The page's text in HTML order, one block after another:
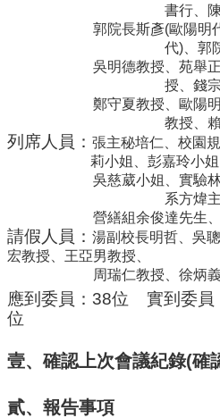
務
團
彙
編
行
政
議
務
書行、
郭院長斯彥(歐陽明
代) 、郭
吳明德教授、 苑舉正
授、 錢
鄭守夏教授、歐陽
教授、
列席人員： 張主秘培仁、 校園
莉小姐、彭嘉玲小姐
吳慈葳小姐、實驗
系方煒
營繕組余俊達先生
請假人員： 湯副校長明哲、 吳
宏教授、王亞男教授、
周瑞仁教授、徐炳
應到委員： 38位 實到委員
位
壹、確認上次會議紀錄(確
貳、報告事項